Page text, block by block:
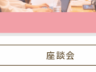
座談会